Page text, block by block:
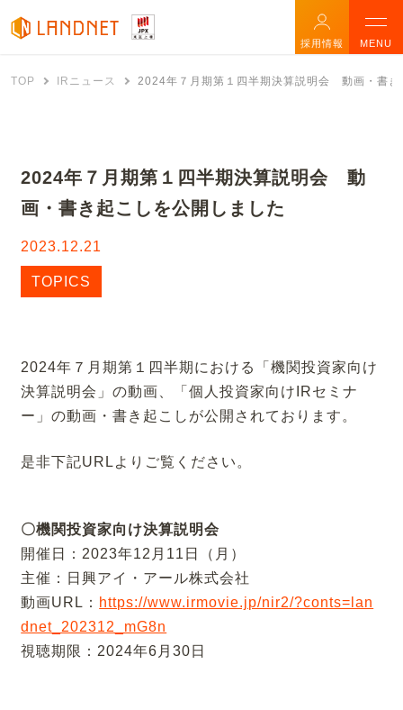
採用情報 MENU
TOP IRニュース 2024年７月期第１四半期決算説明会 動画・書き
2024年７月期第１四半期決算説明会 動
画・書き起こしを公開しました
2023.12.21
TOPICS
2024年７月期第１四半期における「機関投資家向け
決算説明会」の動画、「個人投資家向けIRセミナ
ー」の動画・書き起こしが公開されております。
是非下記URLよりご覧ください。
〇機関投資家向け決算説明会
開催日：2023年12月11日（月）
主催：日興アイ・アール株式会社
動画URL： https://www.irmovie.jp/nir2/?conts=lan
dnet_202312_mG8n
視聴期限：2024年6月30日